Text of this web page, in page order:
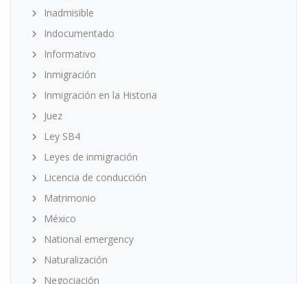
Inadmisible
Indocumentado
Informativo
Inmigración
Inmigración en la Historia
Juez
Ley SB4
Leyes de inmigración
Licencia de conducción
Matrimonio
México
National emergency
Naturalización
Negociación